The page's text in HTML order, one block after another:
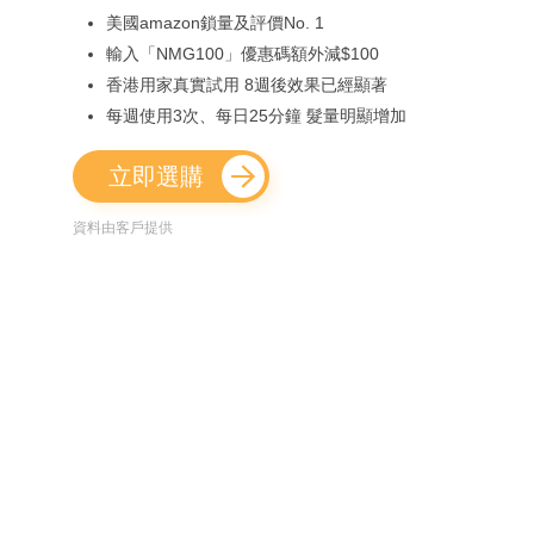
美國amazon鎖量及評價No. 1
輸入「NMG100」優惠碼額外減$100
香港用家真實試用 8週後效果已經顯著
每週使用3次、每日25分鐘 髮量明顯增加
立即選購
資料由客戶提供